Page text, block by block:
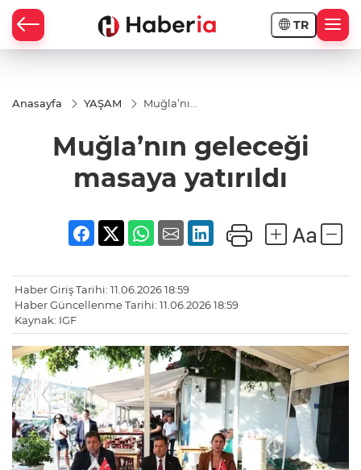
TR
Anasayfa YAŞAM
Muğla’nın
yatırıldı
Muğla’nın geleceği
masaya yatırıldı
Haber Giriş Tarihi: 11.06.2026 18:59
Haber Güncellenme Tarihi: 11.06.2026 18:59
Kaynak: IGF